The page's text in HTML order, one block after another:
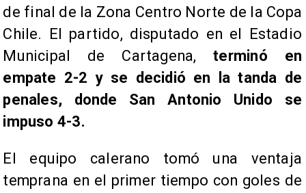
de final de la Zona Centro Norte de la Copa
Chile. El partido, disputado en el Estadio
Municipal de Cartagena,terminó en
empate 2-2 y se decidió en la tanda de
penales, donde San Antonio Unido se
impuso 4-3.
El equipo calerano tomó una ventaja
temprana en el primer tiempo con goles de